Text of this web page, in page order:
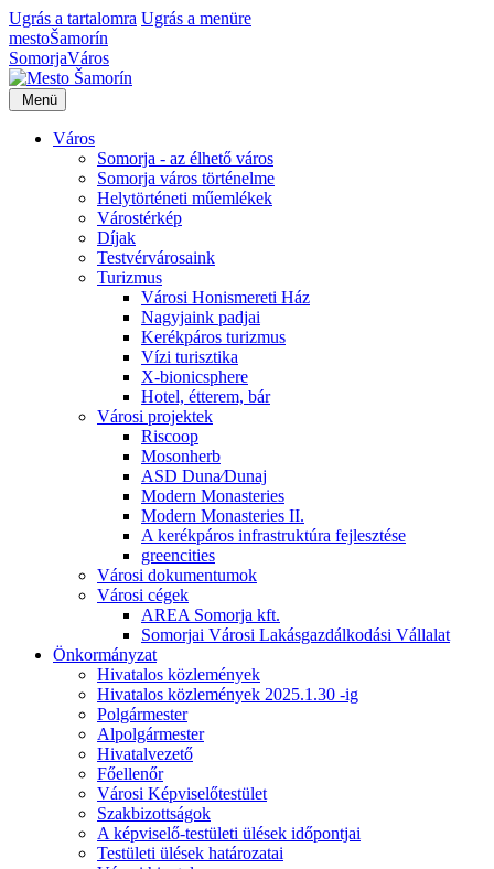
Ugrás a tartalomra Ugrás a menüre
mestoŠamorín
SomorjaVáros
Menü
Város
Somorja - az élhető város
Somorja város történelme
Helytörténeti műemlékek
Várostérkép
Díjak
Testvérvárosaink
Turizmus
Városi Honismereti Ház
Nagyjaink padjai
Kerékpáros turizmus
Vízi turisztika
X-bionicsphere
Hotel, étterem, bár
Városi projektek
Riscoop
Mosonherb
ASD Duna⁄Dunaj
Modern Monasteries
Modern Monasteries II.
A kerékpáros infrastruktúra fejlesztése
greencities
Városi dokumentumok
Városi cégek
AREA Somorja kft.
Somorjai Városi Lakásgazdálkodási Vállalat
Önkormányzat
Hivatalos közlemények
Hivatalos közlemények 2025.1.30 -ig
Polgármester
Alpolgármester
Hivatalvezető
Főellenőr
Városi Képviselőtestület
Szakbizottságok
A képviselő-testületi ülések időpontjai
Testületi ülések határozatai